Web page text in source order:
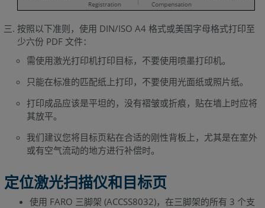
按照以下准则，使用 DIN/ISO A4 格式或美国字母格式打印至
少六份 PDF 文件：
需使用激光打印机打印目标，不要使用喷墨打印机。
只能在标准的匹配纸上打印，不要使用光面纸或照片纸。
打印成品应该是平坦的，没有褶皱或折痕，贴在墙上时应将
其放平。
我们建议您将目标页粘在合适的刚性背板上，尤其是在室外
或有空气流动的地方进行补偿时。
定位激光扫描仪和目标页
使用 FARO 三脚架 (ACCSS8032)，在三脚架的所有 3 个支